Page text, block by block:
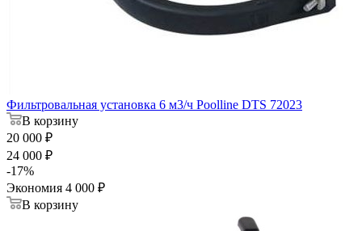
Фильтровальная установка 6 м3/ч Poolline DTS 72023
В корзину
20 000 ₽
24 000 ₽
-17%
Экономия 4 000 ₽
В корзину